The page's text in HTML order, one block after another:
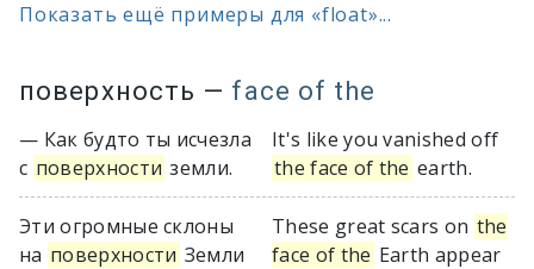
Показать ещё примеры для «float»...
поверхность — face of the
— Как будто ты исчезла
с поверхности земли.
It's like you vanished off
the face of the earth.
Эти огромные склоны
на поверхности Земли
These great scars on the
face of the Earth appear